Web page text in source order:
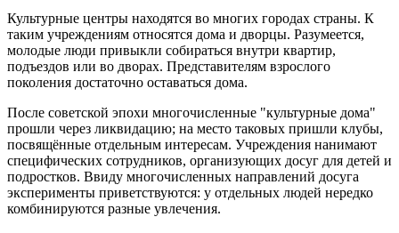
Культурные центры находятся во многих городах страны. К
таким учреждениям относятся дома и дворцы. Разумеется,
молодые люди привыкли собираться внутри квартир,
подъездов или во дворах. Представителям взрослого
поколения достаточно оставаться дома.
После советской эпохи многочисленные "культурные дома"
прошли через ликвидацию; на место таковых пришли клубы,
посвящённые отдельным интересам. Учреждения нанимают
специфических сотрудников, организующих досуг для детей и
подростков. Ввиду многочисленных направлений досуга
эксперименты приветствуются: у отдельных людей нередко
комбинируются разные увлечения.